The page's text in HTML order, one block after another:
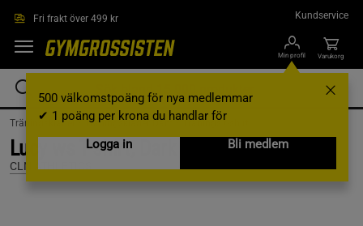
Fri frakt över 499 kr Kundservice
Min profil
500 välkomstpoäng för nya medlemmar
✔ 1 poäng per krona du handlar för
Logga in
Bli medlem
Varukorg
Träningskläder / Träningskläder Dam /Tränings t-shirt
Lucy ws T-shirt, Dark Red, XS
CLN ATHLETICS